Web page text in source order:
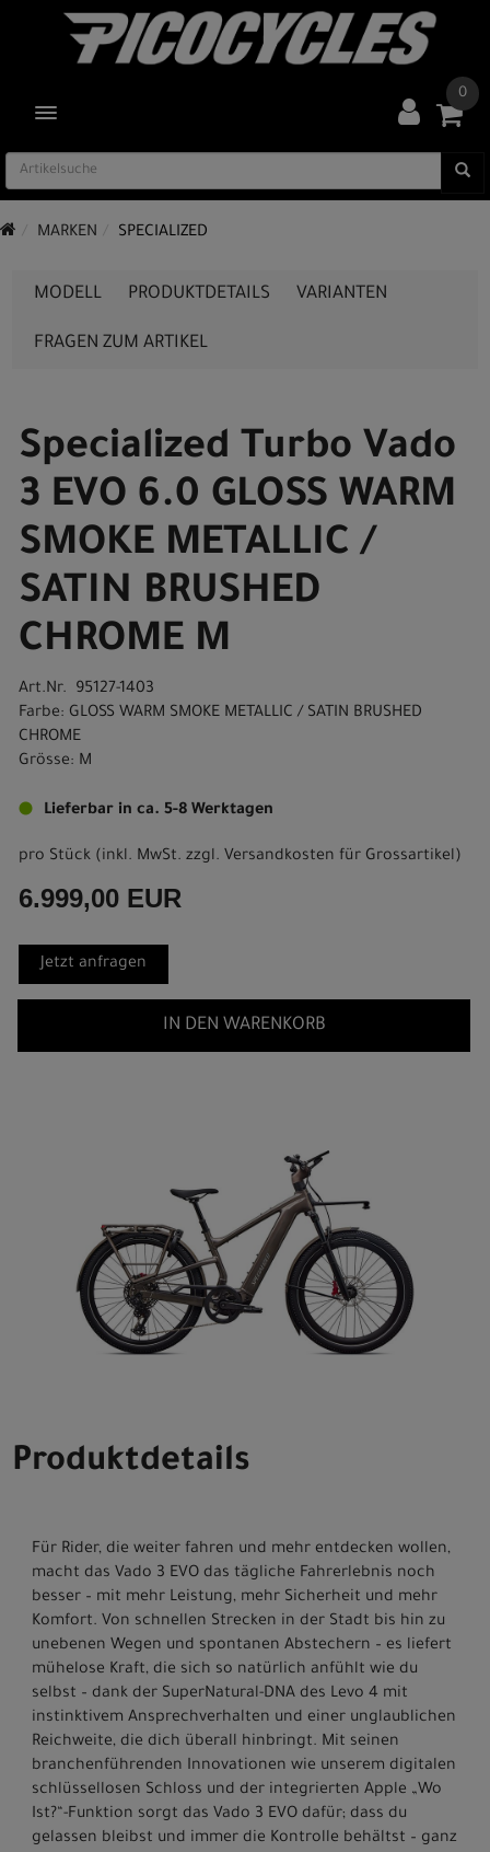
TOGGLE NAVIGATION
0
MARKEN SPECIALIZED
MODELL PRODUKTDETAILS VARIANTEN
FRAGEN ZUM ARTIKEL
Specialized Turbo Vado
3 EVO 6.0 GLOSS WARM
SMOKE METALLIC /
SATIN BRUSHED
CHROME M
Art.Nr. 95127-1403
Farbe: GLOSS WARM SMOKE METALLIC / SATIN BRUSHED
CHROME
Grösse: M
Lieferbar in ca. 5-8 Werktagen
pro Stück (inkl. MwSt. zzgl. Versandkosten für Grossartikel)
6.999,00 EUR
Jetzt anfragen
IN DEN WARENKORB
Produktdetails
Für Rider, die weiter fahren und mehr entdecken wollen,
macht das Vado 3 EVO das tägliche Fahrerlebnis noch
besser – mit mehr Leistung, mehr Sicherheit und mehr
Komfort. Von schnellen Strecken in der Stadt bis hin zu
unebenen Wegen und spontanen Abstechern – es liefert
mühelose Kraft, die sich so natürlich anfühlt wie du
selbst – dank der SuperNatural-DNA des Levo 4 mit
instinktivem Ansprechverhalten und einer unglaublichen
Reichweite, die dich überall hinbringt. Mit seinen
branchenführenden Innovationen wie unserem digitalen
schlüssellosen Schloss und der integrierten Apple „Wo
Ist?“-Funktion sorgt das Vado 3 EVO dafür; dass du
gelassen bleibst und immer die Kontrolle behältst – ganz